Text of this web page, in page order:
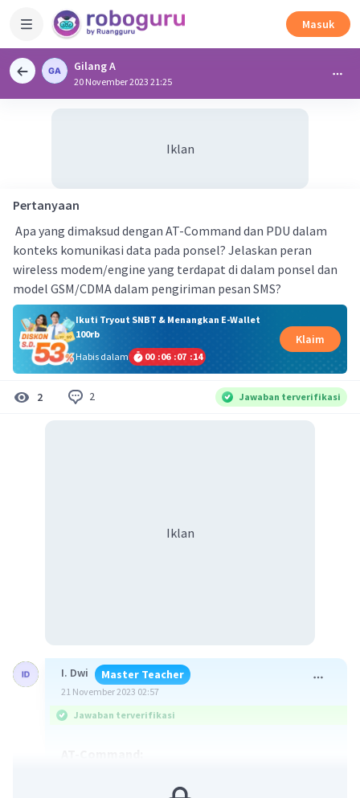
Masuk
Gilang A
20 November 2023 21:25
Iklan
Pertanyaan
Apa yang dimaksud dengan AT-Command dan PDU dalam
konteks komunikasi data pada ponsel? Jelaskan peran
wireless modem/engine yang terdapat di dalam ponsel dan
model GSM/CDMA dalam pengiriman pesan SMS?
Ikuti Tryout SNBT & Menangkan E-Wallet
100rb
Habis dalam
00 :06 :07 :14
Klaim
2 2 Jawaban terverifikasi
Iklan
I. Dwi Master Teacher
21 November 2023 02:57
Jawaban terverifikasi
AT-Command (